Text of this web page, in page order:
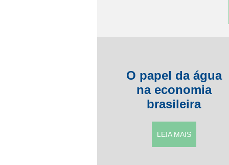
O papel da água
na economia
brasileira
LEIA MAIS